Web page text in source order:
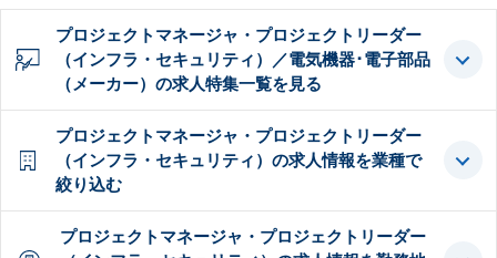
プロジェクトマネージャ・プロジェクトリーダー
（インフラ・セキュリティ）／電気機器･電子部品
（メーカー）の求人特集一覧を見る
プロジェクトマネージャ・プロジェクトリーダー
（インフラ・セキュリティ）の求人情報を業種で
絞り込む
プロジェクトマネージャ・プロジェクトリーダー